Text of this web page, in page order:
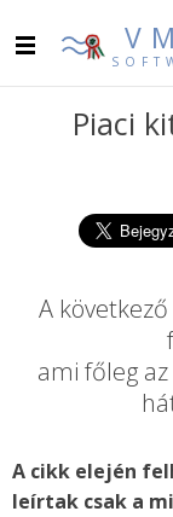
Piaci
A
ami főleg
A cikk elején
leírtak csak a